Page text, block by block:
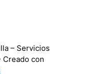
– Servicios
Creado con